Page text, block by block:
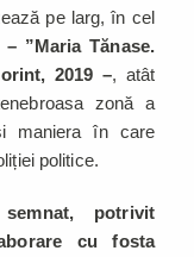
pe larg, în cel
– ”Maria Tănase.
2019 –, atât
zonă a
maniera în care
politice.
potrivit
cu fosta